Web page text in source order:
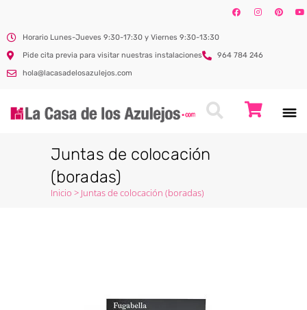
Horario Lunes-Jueves 9:30-17:30 y Viernes 9:30-13:30
Pide cita previa para visitar nuestras instalaciones
964 784 246
hola@lacasadelosazulejos.com
Juntas de colocación
(boradas)
Inicio > Juntas de colocación (boradas)